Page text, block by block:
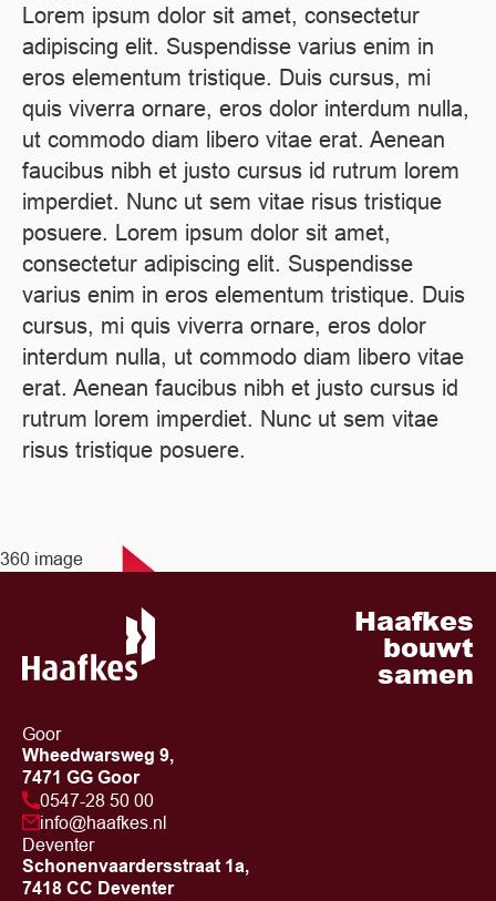
Lorem ipsum dolor sit amet, consectetur
adipiscing elit. Suspendisse varius enim in
eros elementum tristique. Duis cursus, mi
quis viverra ornare, eros dolor interdum nulla,
ut commodo diam libero vitae erat. Aenean
faucibus nibh et justo cursus id rutrum lorem
imperdiet. Nunc ut sem vitae risus tristique
posuere. Lorem ipsum dolor sit amet,
consectetur adipiscing elit. Suspendisse
varius enim in eros elementum tristique. Duis
cursus, mi quis viverra ornare, eros dolor
interdum nulla, ut commodo diam libero vitae
erat. Aenean faucibus nibh et justo cursus id
rutrum lorem imperdiet. Nunc ut sem vitae
risus tristique posuere.
360 image
Haafkes
bouwt
samen
Goor
Wheedwarsweg 9,
7471 GG Goor
0547-28 50 00
info@haafkes.nl
Deventer
Schonenvaardersstraat 1a,
7418 CC Deventer